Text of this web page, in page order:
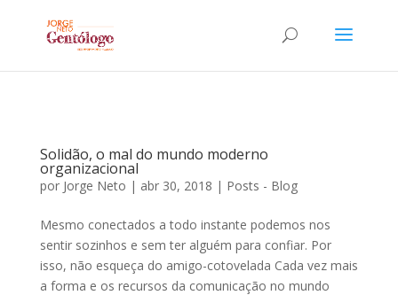
Solidão, o mal do mundo moderno
organizacional
por Jorge Neto | abr 30, 2018 | Posts - Blog
Mesmo conectados a todo instante podemos nos
sentir sozinhos e sem ter alguém para confiar. Por
isso, não esqueça do amigo-cotovelada Cada vez mais
a forma e os recursos da comunicação no mundo